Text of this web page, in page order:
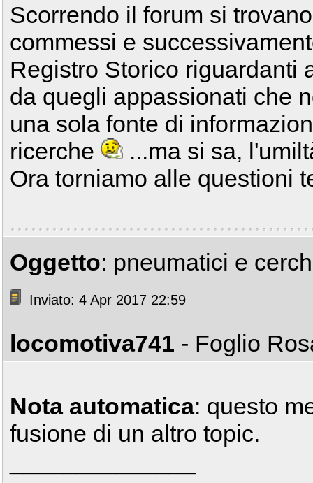
Scorrendo il forum si
commessi e
Registro Storico riguardanti
da quegli appassionati che
una sola fonte di
ricerche
...ma si sa,
Ora torniamo alle questioni
Oggetto: pneumatici e
Inviato: 4 Apr 2017 22:59
locomotiva741 - Foglio
Nota automatica: questo
fusione di un altro topic.